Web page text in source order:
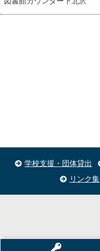
学校支援・団体貸出
リンク集